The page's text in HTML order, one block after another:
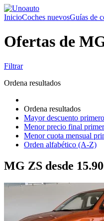
InicioCoches nuevosGuías de
Ofertas de
Filtrar
Ordena resultados
Ordena resultados
Mayor descuento primero
Menor precio final
Menor cuota mensual
Orden alfabético (A-Z)
MG ZS desde